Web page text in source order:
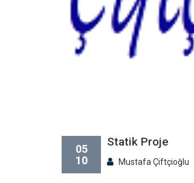
05
10
Statik Proje
Mustafa Çiftçioğlu